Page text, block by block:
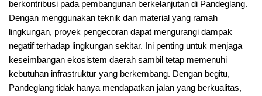
berkontribusi pada pembangunan berkelanjutan di Pandeglang.
Dengan menggunakan teknik dan material yang ramah
lingkungan, proyek pengecoran dapat mengurangi dampak
negatif terhadap lingkungan sekitar. Ini penting untuk menjaga
keseimbangan ekosistem daerah sambil tetap memenuhi
kebutuhan infrastruktur yang berkembang. Dengan begitu,
Pandeglang tidak hanya mendapatkan jalan yang berkualitas,